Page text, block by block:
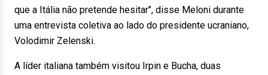
que a Itália não pretende hesitar", disse Meloni durante
uma entrevista coletiva ao lado do presidente ucraniano,
Volodimir Zelenski.
A líder italiana também visitou Irpin e Bucha, duas